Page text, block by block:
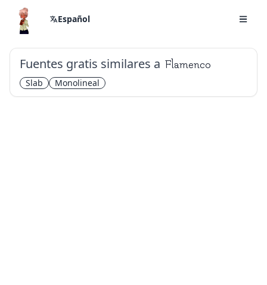
Español
Fuentes gratis similares a Flamenco
Slab Monolineal